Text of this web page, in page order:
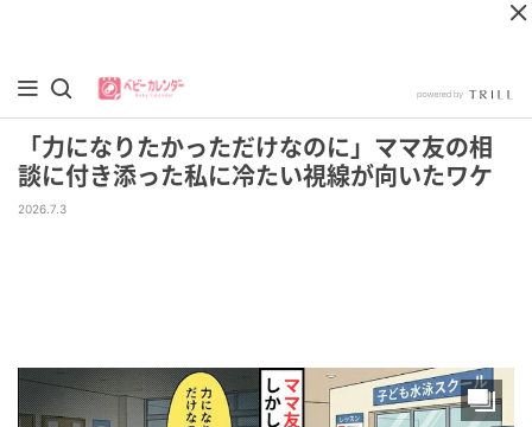
「力になりたかっただけなのに」ママ友の相
談に付き添った私に冷たい視線が向いたワケ
2026.7.3